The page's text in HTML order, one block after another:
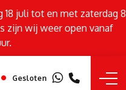
18 juli tot en met zaterdag 8
zijn wij weer open vanaf
Gesloten